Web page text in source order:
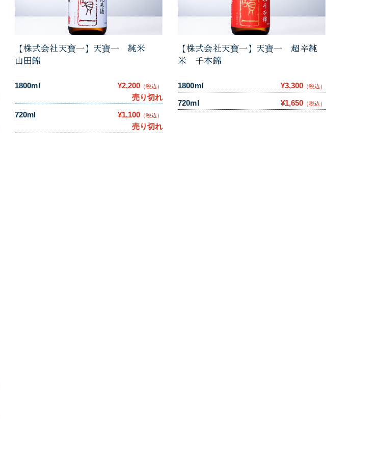
【株式会社天寶一】天寶一 純米
山田錦
1800ml ¥2,200 （税込）
売り切れ
720ml
¥1,100 （税込）
売り切れ
【株式会社天寶一】天寶一 超辛純
米 千本錦
1800ml ¥3,300 （税込）
720ml ¥1,650 （税込）